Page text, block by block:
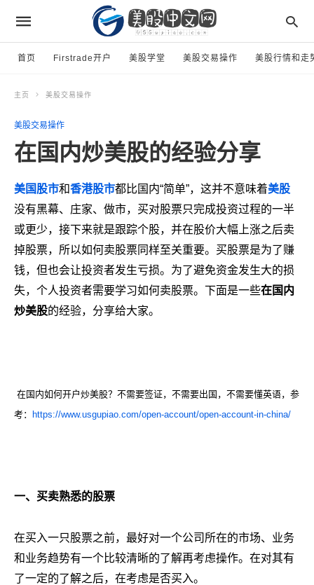
首页 Firstrade开户 美股学堂 美股交易操作 美股行情和走
主页 美股交易操作
美股交易操作
在国内炒美股的经验分享
美国股市和香港股市都比国内“简单”，这并不意味着美股
没有黑幕、庄家、做市，买对股票只完成投资过程的一半
或更少，接下来就是跟踪个股，并在股价大幅上涨之后卖
掉股票，所以如何卖股票同样至关重要。买股票是为了赚
钱，但也会让投资者发生亏损。为了避免资金发生大的损
失，个人投资者需要学习如何卖股票。下面是一些在国内
炒美股的经验，分享给大家。
在国内如何开户炒美股？不需要签证，不需要出国，不需要懂英语，参
考：
https://www.usgupiao.com/open-account/open-account-in-china/
一、买卖熟悉的股票
在买入一只股票之前，最好对一个公司所在的市场、业务
和业务趋势有一个比较清晰的了解再考虑操作。在对其有
了一定的了解之后，在考虑是否买入。